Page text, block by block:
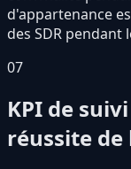
d'appartenance
des SDR pendant
07
KPI de
réussite